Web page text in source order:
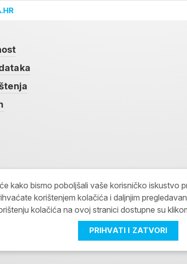
kako bismo poboljšali vaše korisničko iskustvo
korištenjem kolačića i daljnjim
kolačića na ovoj stranici dostupne su
PRIHVATI I ZATVORI